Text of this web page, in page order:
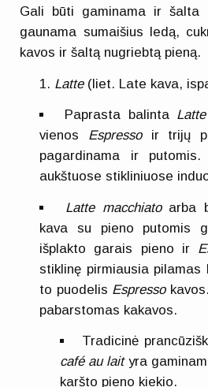
Gali būti gaminama ir šalta
gaunama sumaišius ledą,
kavos ir šaltą nugriebtą pieną.
Latte(liet. Late kava,
Paprasta balinta Latte
vienos Espressoir trijų
pagardinama ir
aukštuose stikliniuose
Latte macchiatoarba
kava su pieno putomis
išplakto garais pieno ir
stiklinę pirmiausia
to puodelis Espresso
pabarstomas kakavos.
Tradicinė
café au laityra
karšto pieno kiekio.